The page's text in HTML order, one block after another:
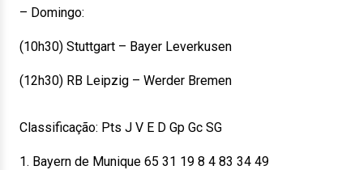
– Domingo:
(10h30) Stuttgart – Bayer Leverkusen
(12h30) RB Leipzig – Werder Bremen
Classificação: Pts J V E D Gp Gc SG
1. Bayern de Munique 65 31 19 8 4 83 34 49